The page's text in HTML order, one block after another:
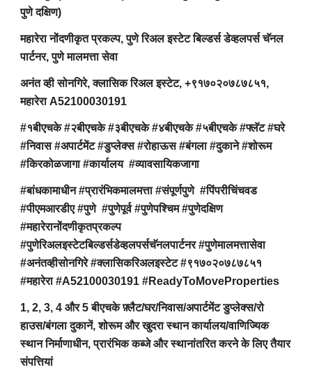
पुणे दक्षिण)
महारेरा नोंदणीकृत प्रकल्प, पुणे रिअल इस्टेट बिल्डर्स डेव्हलपर्स चॅनल
पार्टनर, पुणे मालमत्ता सेवा
अनंत व्ही सोनगिरे, क्लासिक रिअल इस्टेट, +९१७०२०७८७८५१,
महारेरा A52100030191
#१बीएचके #२बीएचके #३बीएचके #४बीएचके #५बीएचके #फ्लॅट #घरे
#निवास #अपार्टमेंट #डुप्लेक्स #रोहाऊस #बंगला #दुकाने #शोरूम
#किरकोळजागा #कार्यालय #व्यावसायिकजागा
#बांधकामाधीन #प्रारंभिकमालमत्ता #संपूर्णपुणे #पिंपरीचिंचवड
#पीएमआरडीए #पुणे #पुणेपूर्व #पुणेपश्चिम #पुणेदक्षिण
#महारेरानोंदणीकृतप्रकल्प
#पुणेरिअलइस्टेटबिल्डर्सडेव्हलपर्सचॅनलपार्टनर #पुणेमालमत्तासेवा
#अनंतव्हीसोनगिरे #क्लासिकरिअलइस्टेट #९१७०२०७८७८५१
#महारेरा #A52100030191 #ReadyToMoveProperties
1, 2, 3, 4 और 5 बीएचके फ़्लैट/घर/निवास/अपार्टमेंट डुप्लेक्स/रो
हाउस/बंगला दुकानें, शोरूम और खुदरा स्थान कार्यालय/वाणिज्यिक
स्थान निर्माणाधीन, प्रारंभिक कब्जे और स्थानांतरित करने के लिए तैयार
संपत्तियां